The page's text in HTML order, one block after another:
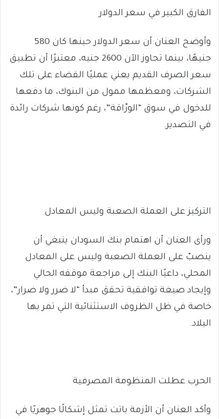
الفارق الكبير في سعر الدولار
وأوضح العنان أن سعر الدولار حينها كان 580
جنيهًا، بينما تجاوز الآن 2600 جنيه، معتبرًا أن تطبيق
سعر الصرف القديم يعني عمليًا القضاء على تلك
الشركات، ومعظمها ممول من البنوك، ما دفعها
للدخول في سوق “الورّاقة”، رغم كونها شركات رائدة
في التصدير.
التركيز على العملة الصعبة وليس المعادل
ورأى العنان أن اهتمام بنك السودان ينبغي أن
ينصبّ على العملة الصعبة وليس على المعادل
المحلي، داعيًا البنك إلى مراجعة موقفه الحالي
وإيجاد صيغة توافقية تحقق مبدأ “لا ضرر ولا ضرار”،
خاصة في ظل الظروف الاستثنائية التي تمر بها
البلاد.
الحرب عطلت المنظومة المصرفية
وأكد العنان أن الأزمة باتت تمثل إشكالًا جوهريًا في